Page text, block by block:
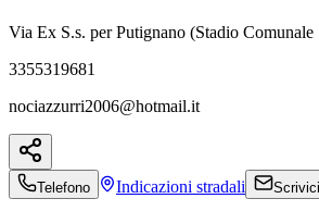
Via Ex S.s. per Putignano (Stadio
3355319681
nociazzurri2006@hotmail.it
Telefono Indicazioni stradali Scrivici